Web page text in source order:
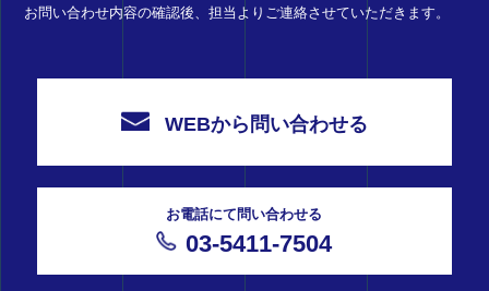
お問い合わせ内容の確認後、担当よりご連絡させていただきます。
WEBから問い合わせる
お電話にて問い合わせる
03-5411-7504